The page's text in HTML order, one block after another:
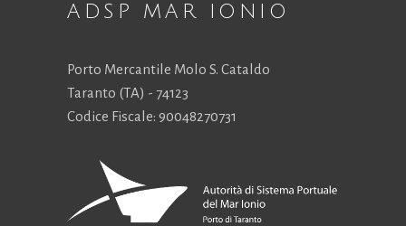
ADSP MAR IONIO
Porto Mercantile Molo S. Cataldo
Taranto (TA) - 74123
Codice Fiscale: 90048270731